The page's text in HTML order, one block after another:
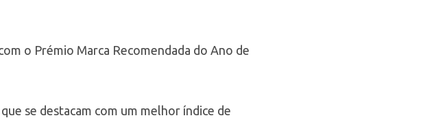
o Prémio Marca Recomendada do Ano de
que se destacam com um melhor índice de